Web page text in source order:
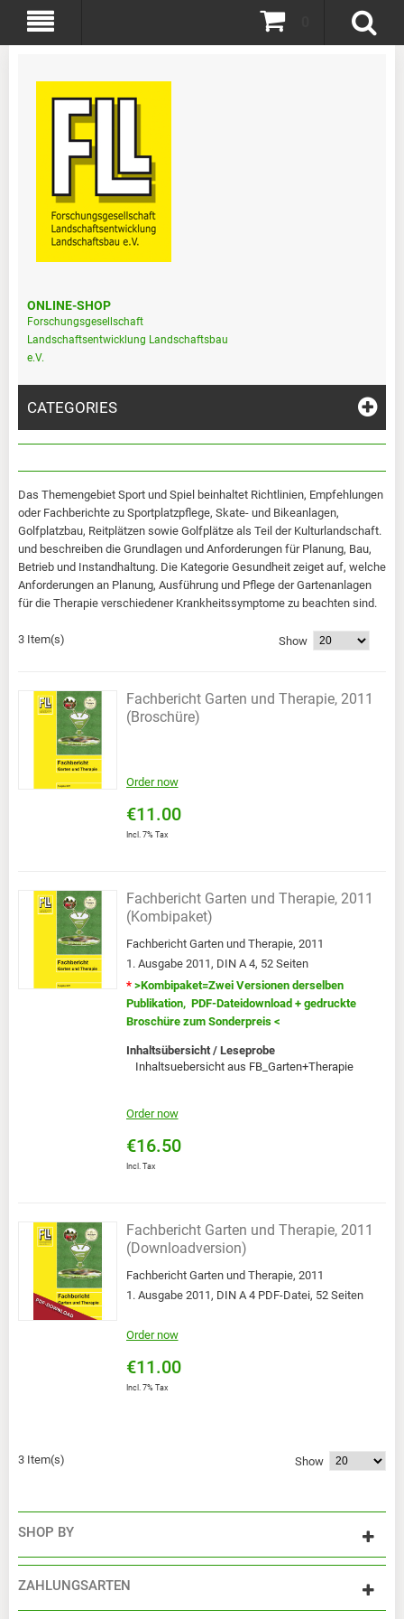
ONLINE-SHOP
Forschungsgesellschaft
Landschaftsentwicklung Landschaftsbau
e.V.
CATEGORIES
Das Themengebiet Sport und Spiel beinhaltet Richtlinien, Empfehlungen
oder Fachberichte zu Sportplatzpflege, Skate- und Bikeanlagen,
Golfplatzbau, Reitplätzen sowie Golfplätze als Teil der Kulturlandschaft.
und beschreiben die Grundlagen und Anforderungen für Planung, Bau,
Betrieb und Instandhaltung. Die Kategorie Gesundheit zeiget auf, welche
Anforderungen an Planung, Ausführung und Pflege der Gartenanlagen
für die Therapie verschiedener Krankheitssymptome zu beachten sind.
3 Item(s) Show
Fachbericht Garten und Therapie, 2011
(Broschüre)
Order now
€11.00
Incl. 7% Tax
Fachbericht Garten und Therapie, 2011
(Kombipaket)
Fachbericht Garten und Therapie, 2011
1. Ausgabe 2011, DIN A 4, 52 Seiten
* >Kombipaket=Zwei Versionen derselben
Publikation, PDF-Dateidownload + gedruckte
Broschüre zum Sonderpreis <
Inhaltsübersicht / Leseprobe
Inhaltsuebersicht aus FB_Garten+Therapie
Order now
€16.50
Incl. Tax
Fachbericht Garten und Therapie, 2011
(Downloadversion)
Fachbericht Garten und Therapie, 2011
1. Ausgabe 2011, DIN A 4 PDF-Datei, 52 Seiten
Order now
€11.00
Incl. 7% Tax
3 Item(s) Show
SHOP BY
ZAHLUNGSARTEN